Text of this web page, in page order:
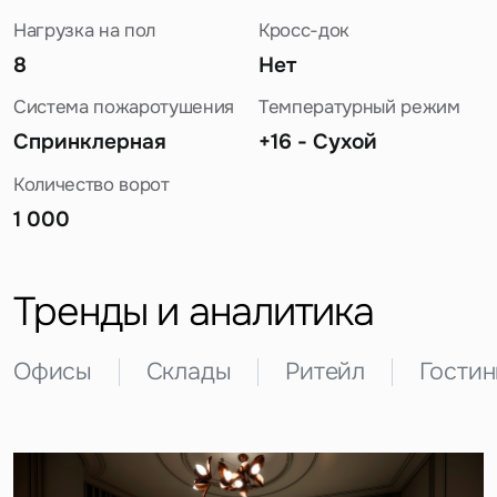
Нагрузка на пол
8
Кросс-док
Нет
Система пожаротушения
Спринклерная
Температурный режим
+16 - Сухой
Количество ворот
1 000
Тренды и аналитика
Офисы Склады Ритейл
Задайте свой вопрос
Предложение
Это обязательное поле
Это обязательное поле